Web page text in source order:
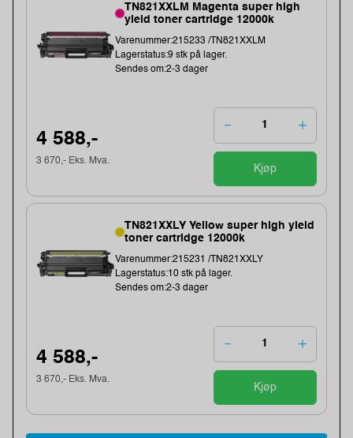
TN821XXLM Magenta super high
yield toner cartridge 12000k
Varenummer:215233 /TN821XXLM
Lagerstatus:9 stk på lager.
Sendes om:2-3 dager
4 588,-
3 670,- Eks. Mva.
Kjøp
TN821XXLY Yellow super high yield
toner cartridge 12000k
Varenummer:215231 /TN821XXLY
Lagerstatus:10 stk på lager.
Sendes om:2-3 dager
4 588,-
3 670,- Eks. Mva.
Kjøp